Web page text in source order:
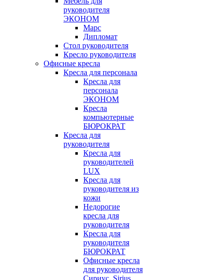
руководителя
ЭКОНОМ
Марс
Дипломат
Стол руководителя
Кресло руководителя
Офисные кресла
Кресла для персонала
Кресла для
персонала
ЭКОНОМ
Кресла
компьютерные
БЮРОКРАТ
Кресла для
руководителя
Кресла для
руководителей
LUX
Кресла для
руководителя из
кожи
Недорогие
кресла для
руководителя
Кресла для
руководителя
БЮРОКРАТ
Офисные кресла
для руководителя